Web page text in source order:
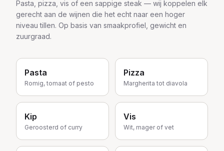
Pasta, pizza, vis of een sappige steak — wij koppelen elk
gerecht aan de wijnen die het echt naar een hoger
niveau tillen. Op basis van smaakprofiel, gewicht en
zuurgraad.
Pasta
Romig, tomaat of pesto
Pizza
Margherita tot diavola
Kip
Geroosterd of curry
Vis
Wit, mager of vet